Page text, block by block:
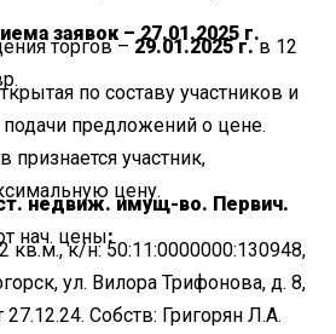
заявок – 27.01.2025 г.
торгов – 29.01.2025 г.в 12
по составу участников и
предложений о цене.
признается участник,
цену.
недвиж. имущ-во. Первич.
нач. цены:
кв.м., к/н: 50:11:0000000:130948,
ул. Вилора Трифонова, д. 8,
Собств: Григорян Л.А.